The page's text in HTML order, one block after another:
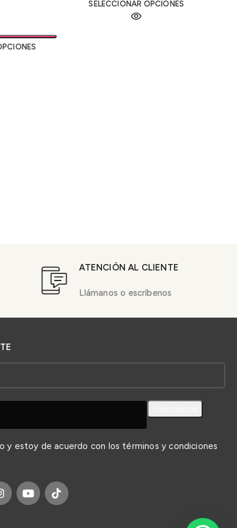
SELECCIONAR OPCIONES
ATENCIÓN AL CLIENTE
Llámanos o escríbenos
y estoy de acuerdo con los términos y condiciones